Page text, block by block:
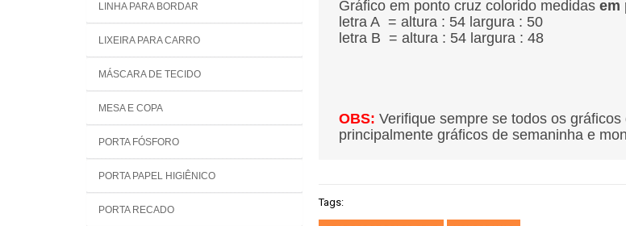
LINHA PARA BORDAR
LIXEIRA PARA CARRO
MÁSCARA DE TECIDO
MESA E COPA
PORTA FÓSFORO
PORTA PAPEL HIGIÊNICO
PORTA RECADO
Gráfico em ponto cruz colorido medidas em
letra A = altura : 54 largura : 50
letra B = altura : 54 largura : 48
OBS: Verifique sempre se todos os
principalmente gráficos de semaninha e
Tags: